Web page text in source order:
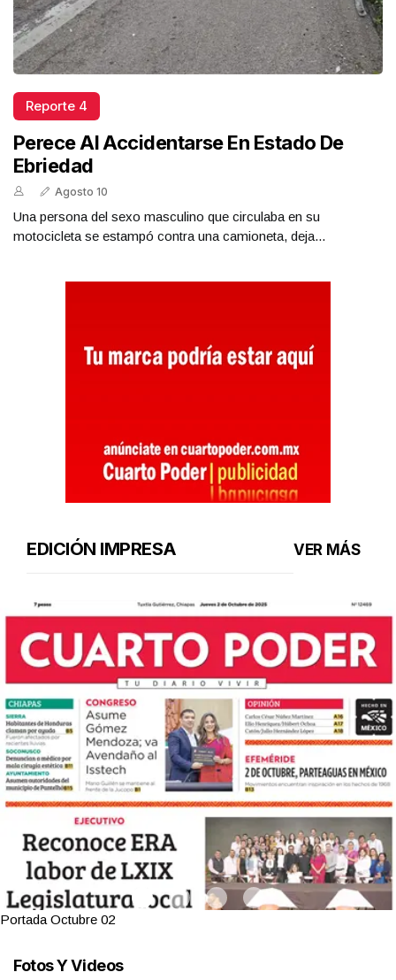
Reporte 4
Perece Al Accidentarse En Estado De
Ebriedad
Agosto 10
Una persona del sexo masculino que circulaba en su
motocicleta se estampó contra una camioneta, deja...
EDICIÓN IMPRESA VER MÁS
Portada Octubre 02
Fotos Y Videos